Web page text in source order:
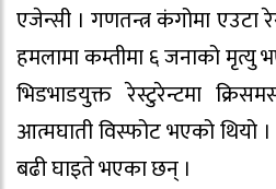
एजेन्सी । गणतन्त्र कंगोमा एउटा
हमलामा कम्तीमा ६ जनाको मृत्यु
भिडभाडयुक्त रेस्टुरेन्टमा
आत्मघाती विस्फोट भएको थियो
बढी घाइते भएका छन् ।